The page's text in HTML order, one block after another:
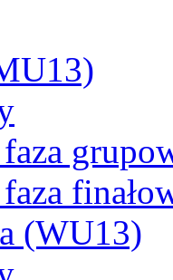
(WU13)